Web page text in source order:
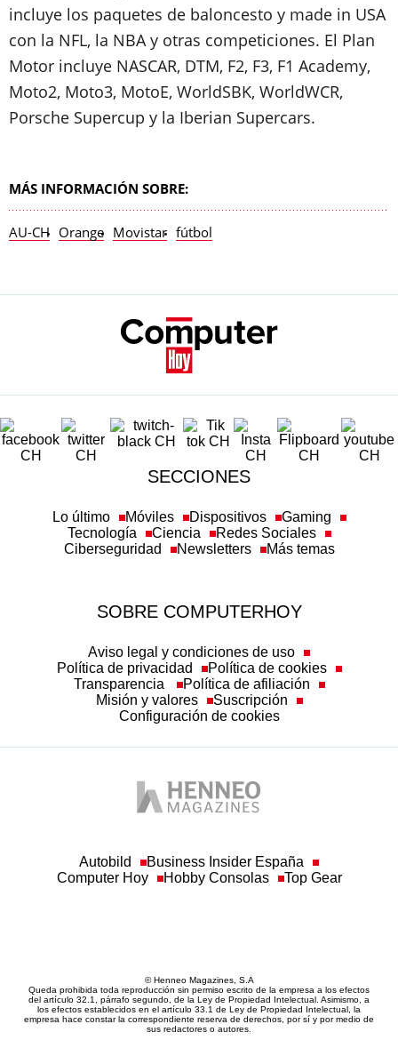
incluye los paquetes de baloncesto y made in USA
con la NFL, la NBA y otras competiciones. El Plan
Motor incluye NASCAR, DTM, F2, F3, F1 Academy,
Moto2, Moto3, MotoE, WorldSBK, WorldWCR,
Porsche Supercup y la Iberian Supercars.
MÁS INFORMACIÓN SOBRE:
AU-CH Orange Movistar fútbol
SECCIONES
Lo último Móviles Dispositivos
Gaming
Tecnología
Ciencia
Redes Sociales
Ciberseguridad
Newsletters Más temas
SOBRE COMPUTERHOY
Aviso legal y condiciones de uso
Política de privacidad
Política de cookies
Transparencia
Política de afiliación
Misión y valores
Suscripción
Configuración de cookies
Autobild
Business Insider España
Computer Hoy
Hobby Consolas Top Gear
© Henneo Magazines, S.A
Queda prohibida toda reproducción sin permiso escrito de la empresa a los efectos
del artículo 32.1, párrafo segundo, de la Ley de Propiedad Intelectual. Asimismo, a
los efectos establecidos en el artículo 33.1 de Ley de Propiedad Intelectual, la
empresa hace constar la correspondiente reserva de derechos, por sí y por medio de
sus redactores o autores.